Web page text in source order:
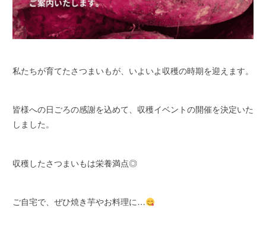
私たちが育てたさつまいもが、いよいよ収穫の時期を迎えます。
皆様への日ごろの感謝を込めて、収穫イベントの開催を決定いた
しました。
収穫したさつまいもは栄養満点◎
ご自宅で、ぜひ焼き芋やお料理に…